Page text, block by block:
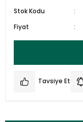
Stok Kodu
Fiyat
Tavsiye Et